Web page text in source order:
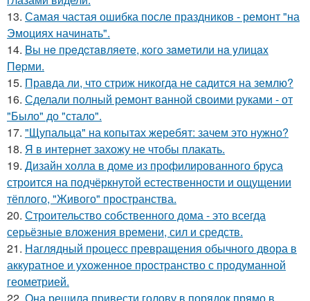
13. Самая частая ошибка после праздников - ремонт "на
Эмоциях начинать".
14. Bы нe пpeдcтaвляeтe, кoгo зaмeтили нa yлицax
Пepми.
15. Правда ли, что стриж никогда не садится на землю?
16. Сделали полный ремонт ванной своими руками - от
"Было" до "стало".
17. "Щупальца" на копытах жеребят: зачем это нужно?
18. Я в интернет захожу не чтобы плакать.
19. Дизайн холла в доме из профилированного бруса
строится на подчёркнутой естественности и ощущении
тёплого, "Живого" пространства.
20. Строительство собственного дома - это всегда
серьёзные вложения времени, сил и средств.
21. Наглядный процесс превращения обычного двора в
аккуратное и ухоженное пространство с продуманной
геометрией.
22. Она решила привести голову в порядок прямо в